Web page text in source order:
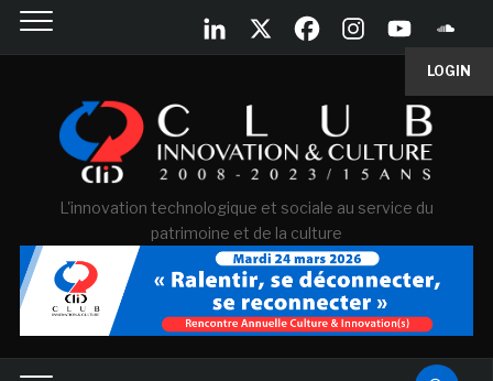
LOGIN
L'innovation technologique et sociale au service du
patrimoine et de la culture